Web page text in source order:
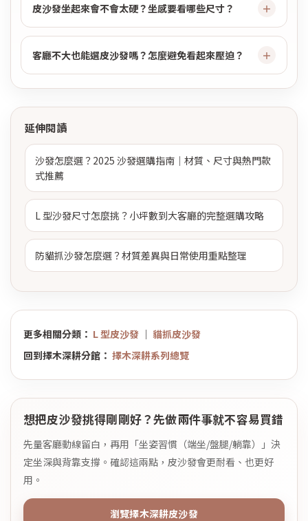
皮沙發坐起來會不會太硬？坐感要看哪些尺寸？
客廳不大也能選皮沙發嗎？怎麼避免看起來壓迫？
延伸閱讀
沙發怎麼選？2025 沙發選購指南｜材質、尺寸與熱門款
式推薦
L 型沙發尺寸怎麼挑？小坪數到大客廳的完整選購攻略
防貓抓沙發怎麼選？材質差異與日常使用重點整理
更多相關分類： L 型皮沙發 ｜ 貓抓皮沙發
回到擇木深耕分館： 擇木深耕系列總覽
想把皮沙發挑得剛剛好？先做兩件事就不容易買錯
先量客廳動線留白，再用「坐姿習慣（端坐/盤腿/躺靠）」決
定坐深與背靠支撐。確認這兩點，皮沙發會更耐看、也更好
用。
瀏覽擇木深耕皮沙發